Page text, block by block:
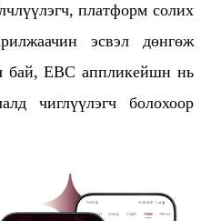
платформ солих
эсвэл дөнгөж
бай, EBC аппликейшн нь
чиглүүлэгч болохоор